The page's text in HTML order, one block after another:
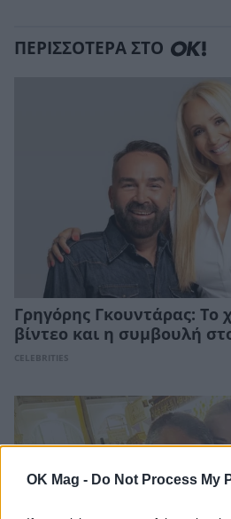
OK Mag - Do Not Process My
ΠΕΡΙΣΣΟΤΕΡΑ ΣΤΟ
Γρηγόρης Γκουντάρας: Το
βίντεο και η συμβουλή
CELEBRITIES